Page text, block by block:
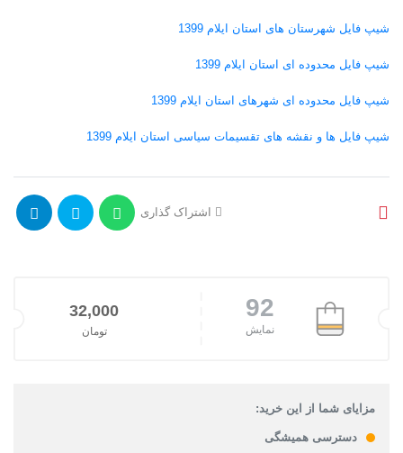
شیپ فایل شهرستان های استان ایلام 1399
شیپ فایل محدوده ای استان ایلام 1399
شیپ فایل محدوده ای شهرهای استان ایلام 1399
شیپ فایل ها و نقشه های تقسیمات سیاسی استان ایلام 1399
اشتراک گذاری
92
نمایش
32,000
تومان
مزایای شما از این خرید:
دسترسی همیشگی